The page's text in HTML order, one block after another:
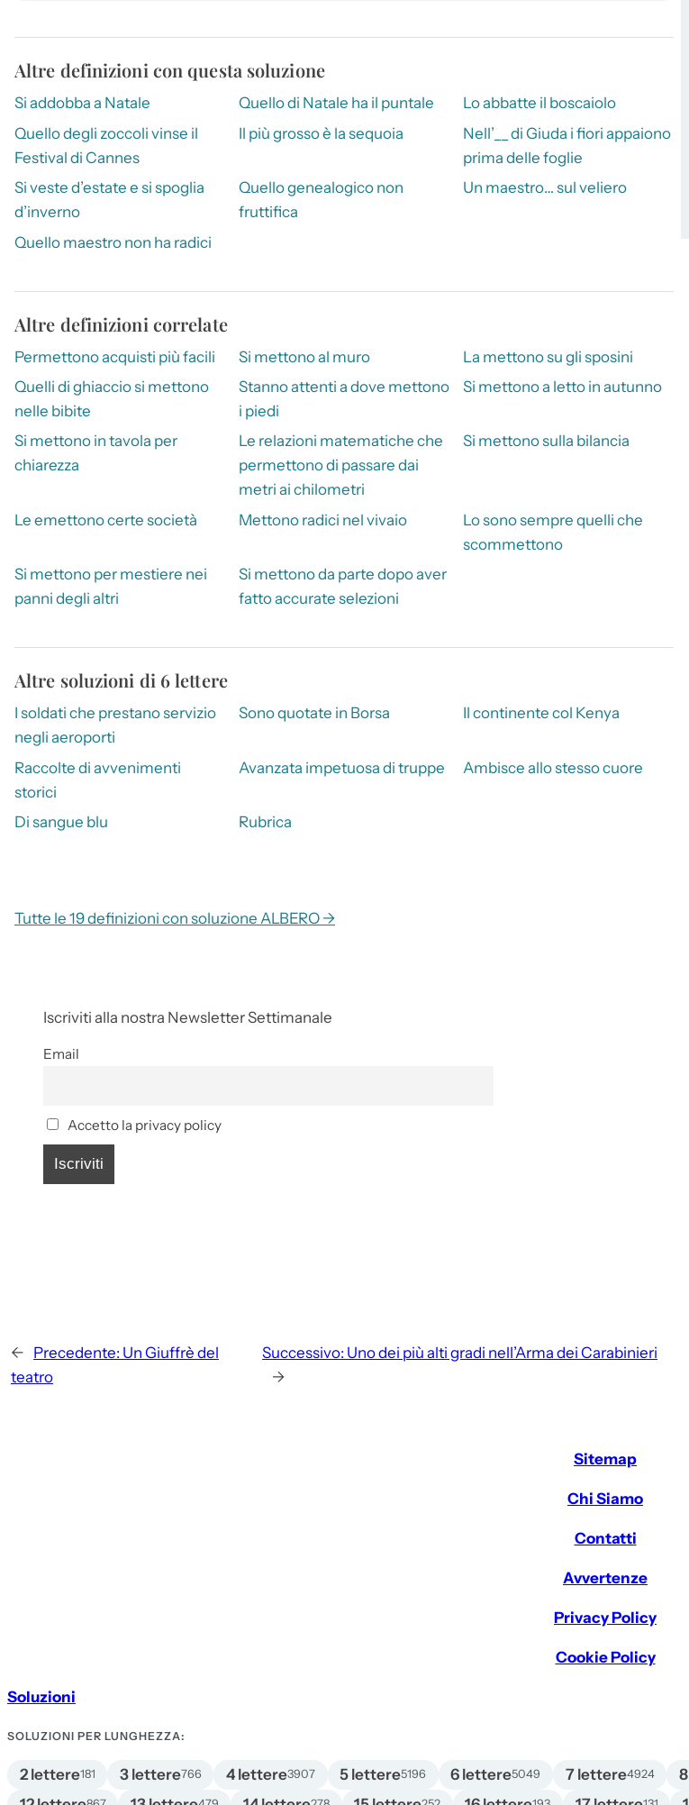
Altre definizioni con questa soluzione
Si addobba a Natale Quello di Natale ha il puntale
Lo abbatte il boscaiolo
Quello degli zoccoli vinse il
Festival di Cannes
Il più grosso è la sequoia
Nell’__ di Giuda i fiori appaiono
prima delle foglie
Si veste d’estate e si spoglia
d’inverno
Quello genealogico non
fruttifica
Un maestro… sul veliero
Quello maestro non ha radici
Altre definizioni correlate
Permettono acquisti più facili Si mettono al muro
La mettono su gli sposini
Quelli di ghiaccio si mettono
nelle bibite
Stanno attenti a dove mettono
i piedi
Si mettono a letto in autunno
Si mettono in tavola per
chiarezza
Le relazioni matematiche che
permettono di passare dai
metri ai chilometri
Si mettono sulla bilancia
Le emettono certe società Mettono radici nel vivaio
Lo sono sempre quelli che
scommettono
Si mettono per mestiere nei
panni degli altri
Si mettono da parte dopo aver
fatto accurate selezioni
Altre soluzioni di 6 lettere
I soldati che prestano servizio
negli aeroporti
Sono quotate in Borsa Il continente col Kenya
Raccolte di avvenimenti
storici
Avanzata impetuosa di truppe Ambisce allo stesso cuore
Di sangue blu Rubrica
Tutte le 19 definizioni con soluzione ALBERO →
Iscriviti alla nostra Newsletter Settimanale
Email
Accetto la privacy policy
← Precedente: Un Giuffrè del
teatro
Successivo: Uno dei più alti gradi nell’Arma dei Carabinieri
→
Sitemap
Chi Siamo
Contatti
Avvertenze
Privacy Policy
Cookie Policy
Soluzioni
SOLUZIONI PER LUNGHEZZA:
2 lettere181 3 lettere766 4 lettere3907 5 lettere5196 6 lettere5049 7 lettere4924